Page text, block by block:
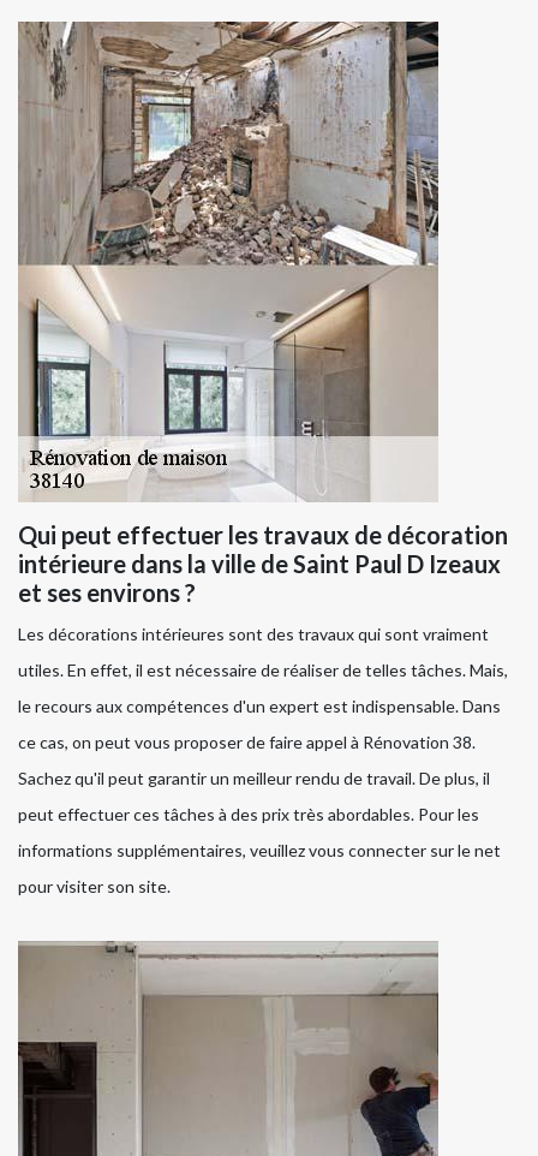
Qui peut effectuer les travaux de décoration
intérieure dans la ville de Saint Paul D Izeaux
et ses environs ?
Les décorations intérieures sont des travaux qui sont vraiment
utiles. En effet, il est nécessaire de réaliser de telles tâches. Mais,
le recours aux compétences d'un expert est indispensable. Dans
ce cas, on peut vous proposer de faire appel à Rénovation 38.
Sachez qu'il peut garantir un meilleur rendu de travail. De plus, il
peut effectuer ces tâches à des prix très abordables. Pour les
informations supplémentaires, veuillez vous connecter sur le net
pour visiter son site.